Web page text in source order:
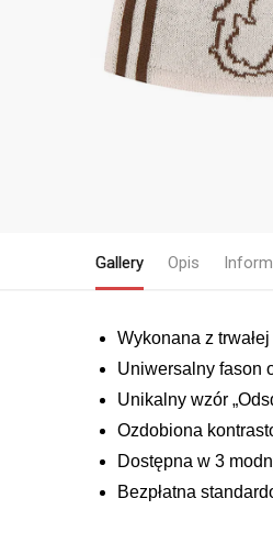
Gallery Opis
Wykonana z
Uniwersalny fason
Unikalny wzór
Ozdobiona
Dostępna w 3
Bezpłatna